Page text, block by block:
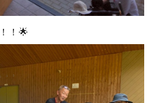
！🌟